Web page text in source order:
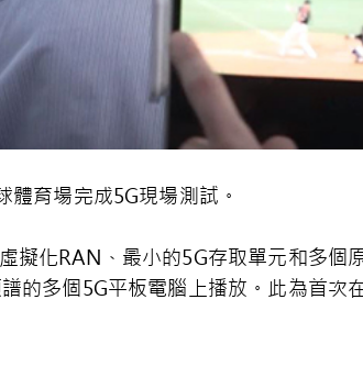
育場完成5G現場測試。
擬化RAN、最小的5G存取單元和多個
的多個5G平板電腦上播放。此為首次